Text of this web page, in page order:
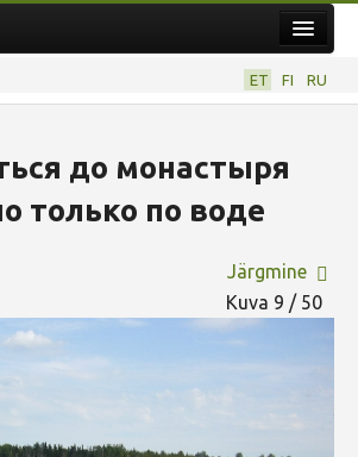
ET FI RU
до монастыря
только по воде
Järgmine
Kuva 9 / 50